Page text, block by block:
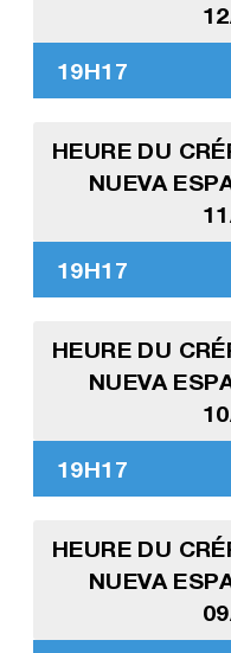
19H17
HEURE DU
NUEVA
19H17
HEURE DU
NUEVA
19H17
HEURE DU
NUEVA